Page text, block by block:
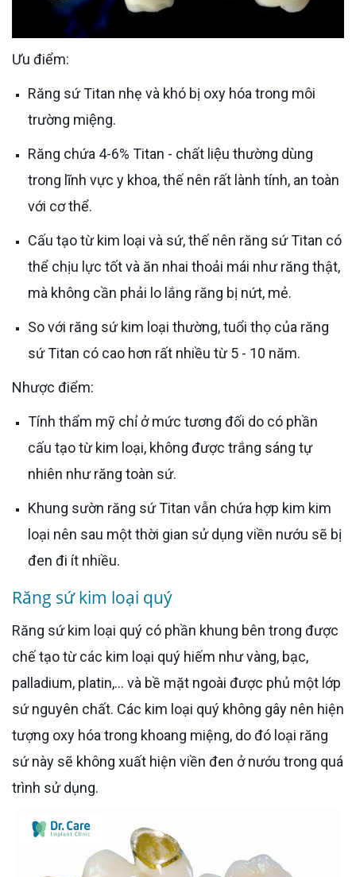
Ưu điểm:
Răng sứ Titan nhẹ và khó bị oxy hóa trong môi
trường miệng.
Răng chứa 4-6% Titan - chất liệu thường dùng
trong lĩnh vực y khoa, thế nên rất lành tính, an toàn
với cơ thể.
Cấu tạo từ kim loại và sứ, thế nên răng sứ Titan có
thể chịu lực tốt và ăn nhai thoải mái như răng thật,
mà không cần phải lo lắng răng bị nứt, mẻ.
So với răng sứ kim loại thường, tuổi thọ của răng
sứ Titan có cao hơn rất nhiều từ 5 - 10 năm.
Nhược điểm:
Tính thẩm mỹ chỉ ở mức tương đối do có phần
cấu tạo từ kim loại, không được trắng sáng tự
nhiên như răng toàn sứ.
Khung sườn răng sứ Titan vẫn chứa hợp kim kim
loại nên sau một thời gian sử dụng viền nướu sẽ bị
đen đi ít nhiều.
Răng sứ kim loại quý
Răng sứ kim loại quý có phần khung bên trong được
chế tạo từ các kim loại quý hiếm như vàng, bạc,
palladium, platin,... và bề mặt ngoài được phủ một lớp
sứ nguyên chất. Các kim loại quý không gây nên hiện
tượng oxy hóa trong khoang miệng, do đó loại răng
sứ này sẽ không xuất hiện viền đen ở nướu trong quá
trình sử dụng.